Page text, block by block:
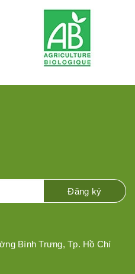
Đăng ký
Bình Trưng, Tp. Hồ Chí